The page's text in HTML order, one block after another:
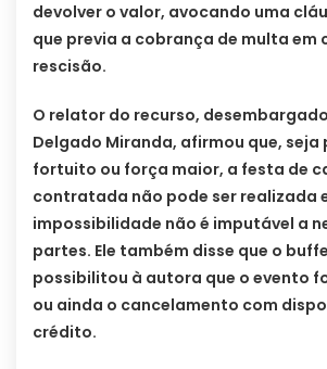
devolver o valor, avocando uma
que previa a cobrança de multa em
rescisão.
O relator do recurso,
Delgado Miranda, afirmou que, seja
fortuito ou força maior, a festa de
contratada não pode ser realizada
impossibilidade não é imputável a
partes. Ele também disse que o
possibilitou à autora que o evento
ou ainda o cancelamento com
crédito.